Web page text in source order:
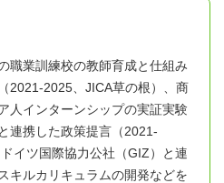
職業訓練校の教師育成と仕組み
2021-2025、JICA草の根）、商
人インターンシップの実証実験
連携した政策提言（2021-
イツ国際協力公社（GIZ）と連
キルカリキュラムの開発などを